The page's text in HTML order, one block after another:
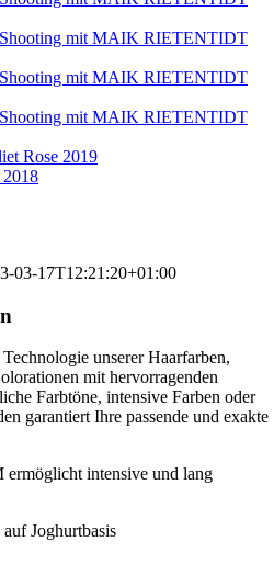
mit MAIK RIETENTIDT
mit MAIK RIETENTIDT
mit MAIK RIETENTIDT
Rose 2019
2018
03-17T12:21:20+01:00
unserer Haarfarben,
mit hervorragenden
Farbtöne, intensive Farben oder
garantiert Ihre passende und exakte
intensive und lang
Joghurtbasis